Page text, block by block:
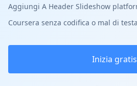
Aggiungi A Header Slideshow
Coursera senza codifica o mal di
Inizia gratis